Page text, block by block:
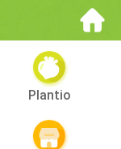
Plantio